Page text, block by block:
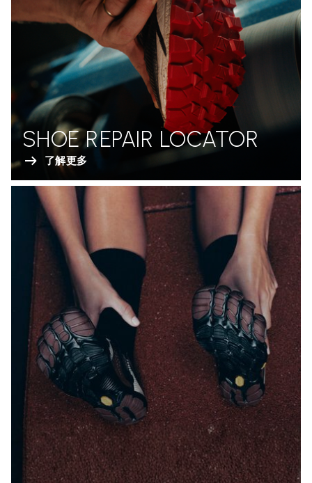
SHOE REPAIR LOCATOR
了解更多